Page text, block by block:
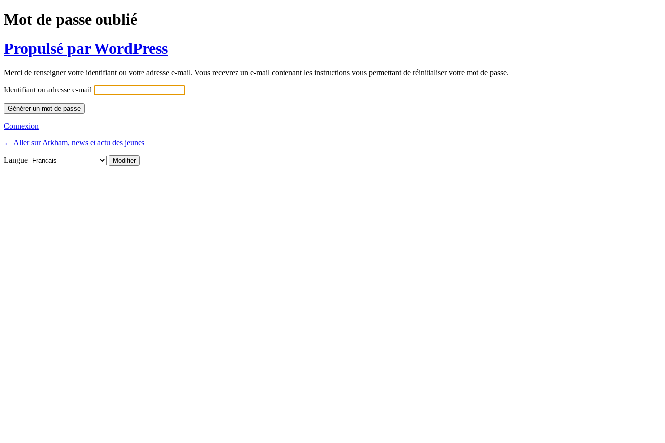
Mot de passe oublié
Propulsé par WordPress
Merci de renseigner votre identifiant ou votre adresse e-mail. Vous recevrez un e-mail contenant les instructions vous permettant de réinitialiser votre mot de passe.
Identifiant ou adresse e-mail
Connexion
← Aller sur Arkham, news et actu des jeunes
Langue